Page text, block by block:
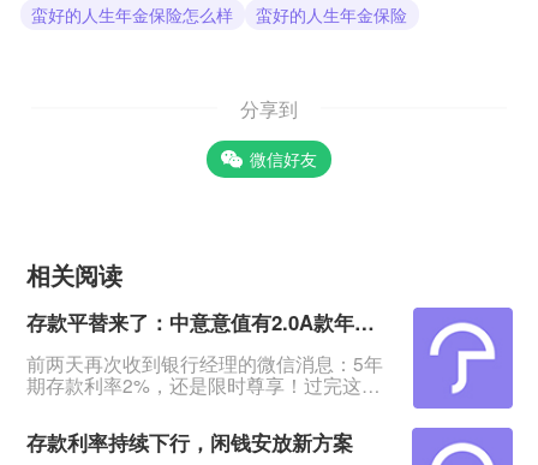
蛮好的人生年金保险怎么样
蛮好的人生年金保险
分享到
微信好友
相关阅读
存款平替来了：中意意值有2.0A款年金保险（分红型）值得买吗
前两天再次收到银行经理的微信消息：5年
期存款利率2%，还是限时尊享！过完这个
率一再下降，看着不断缩水的钱，心里哇
凉哇凉的。有多少人像我一样，想找一个
存款利率持续下行，闲钱安放新方案